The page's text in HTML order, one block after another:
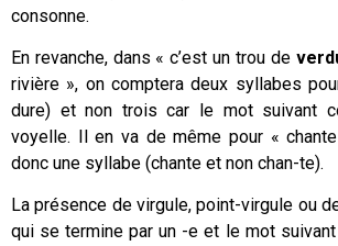
consonne.
En revanche, dans « c’est un trou de
rivière », on comptera deux syllabes
dure) et non trois car le mot suivant
voyelle. Il en va de même pour «
donc une syllabe (chante et non chan-te).
La présence de virgule, point-virgule ou
qui se termine par un -e et le mot suivant